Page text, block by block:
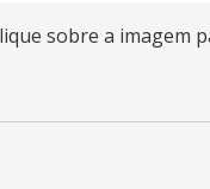
sobre a imagem